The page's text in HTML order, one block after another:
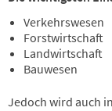
Verkehrswesen
Forstwirtschaft
Landwirtschaft
Bauwesen
Jedoch wird auch